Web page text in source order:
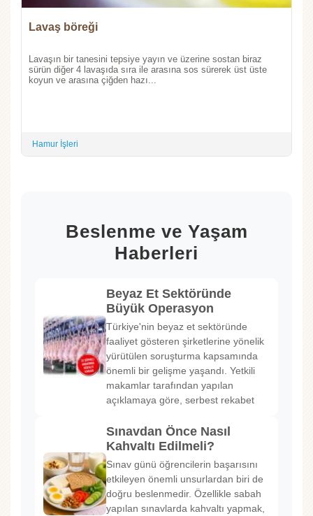
Lavaş böreği
Lavaşın bir tanesini tepsiye yayın ve üzerine sostan biraz
sürün diğer 4 lavaşıda sıra ile arasına sos sürerek üst üste
koyun ve arasına çiğden hazı...
Hamur İşleri
Beslenme ve Yaşam
Haberleri
Beyaz Et Sektöründe
Büyük Operasyon
Türkiye'nin beyaz et sektöründe
faaliyet gösteren şirketlerine yönelik
yürütülen soruşturma kapsamında
önemli bir gelişme yaşandı. Yetkili
makamlar tarafından yapılan
açıklamaya göre, serbest rekabet
Sınavdan Önce Nasıl
Kahvaltı Edilmeli?
Sınav günü öğrencilerin başarısını
etkileyen önemli unsurlardan biri de
doğru beslenmedir. Özellikle sabah
yapılan sınavlarda kahvaltı yapmak,